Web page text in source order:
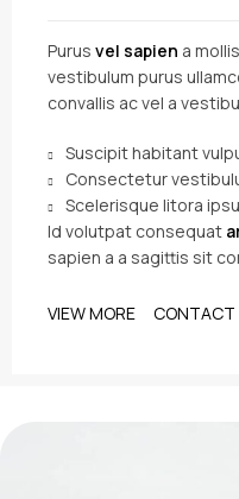
Purus vel sapien a
vestibulum purus
convallis ac vel a
Suscipit habitant
Consectetur
Scelerisque litora
Id volutpat consequat
sapien a a sagittis sit
VIEW MORE CONTACT